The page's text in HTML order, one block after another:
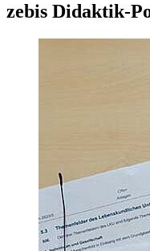
zebis Didaktik-